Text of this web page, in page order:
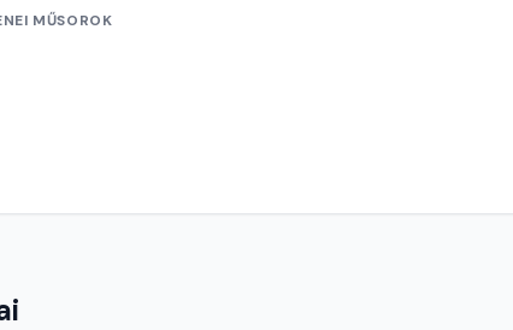
MŰSOROK